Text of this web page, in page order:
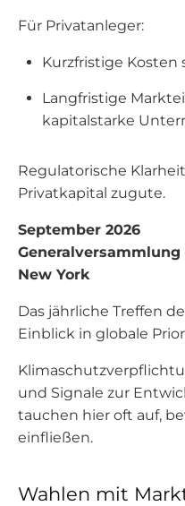
Für Privatanleger:
Kurzfristige Kosten
Langfristige
kapitalstarke
Regulatorische
Privatkapital zugute.
September 2026
New York
Das jährliche Treffen
Einblick in globale
und Signale zur
tauchen hier oft auf,
einfließen.
Wahlen mit